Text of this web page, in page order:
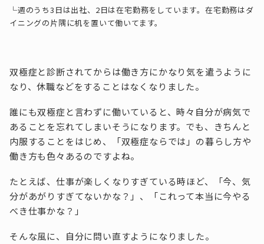
└週のうち3日は出社、2日は在宅勤務をしています。在宅勤務はダ
イニングの片隅に机を置いて働いてます。
双極症と診断されてからは働き方にかなり気を遣うように
なり、休職などをすることはなくなりました。
誰にも双極症と言わずに働いていると、時々自分が病気で
あることを忘れてしまいそうになります。でも、きちんと
内服することをはじめ、「双極症ならでは」の暮らし方や
働き方も色々あるのですよね。
たとえば、仕事が楽しくなりすぎている時ほど、「今、気
分があがりすぎてないかな？」、「これって本当に今やる
べき仕事かな？」
そんな風に、自分に問い直すようになりました。